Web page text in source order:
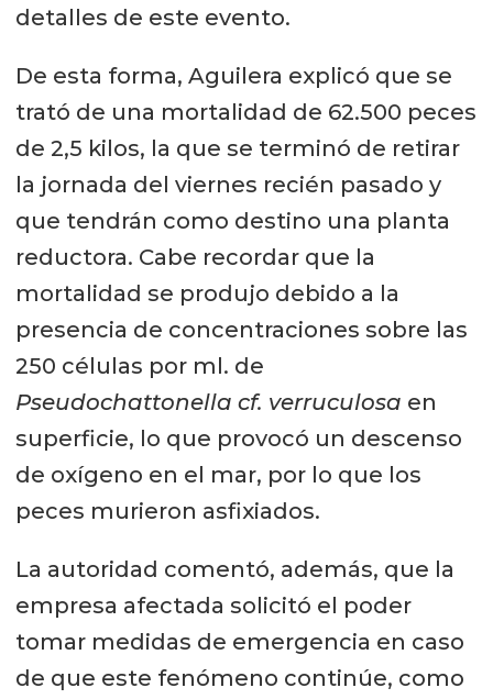
detalles de este evento.
De esta forma, Aguilera explicó que se
trató de una mortalidad de 62.500 peces
de 2,5 kilos, la que se terminó de retirar
la jornada del viernes recién pasado y
que tendrán como destino una planta
reductora. Cabe recordar que la
mortalidad se produjo debido a la
presencia de concentraciones sobre las
250 células por ml. de
Pseudochattonella cf. verruculosa en
superficie, lo que provocó un descenso
de oxígeno en el mar, por lo que los
peces murieron asfixiados.
La autoridad comentó, además, que la
empresa afectada solicitó el poder
tomar medidas de emergencia en caso
de que este fenómeno continúe, como